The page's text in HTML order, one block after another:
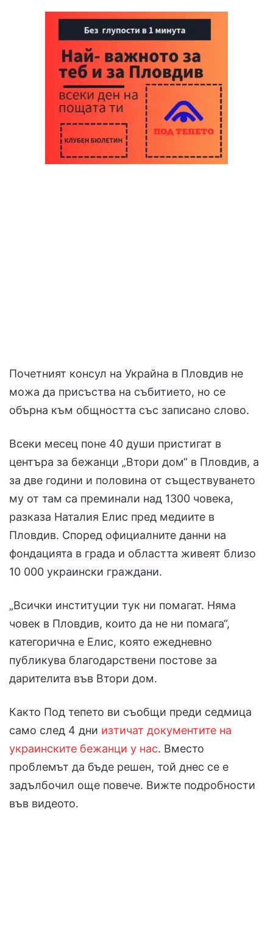
Почетният консул на Украйна в Пловдив не
можа да присъства на събитието, но се
обърна към общността със записано слово.
Всеки месец поне 40 души пристигат в
центъра за бежанци „Втори дом“ в Пловдив, а
за две години и половина от съществуването
му от там са преминали над 1300 човека,
разказа Наталия Елис пред медиите в
Пловдив. Според официалните данни на
фондацията в града и областта живеят близо
10 000 украински граждани.
„Всички институции тук ни помагат. Няма
човек в Пловдив, които да не ни помага“,
категорична е Елис, която ежедневно
публикува благодарствени постове за
дарителита във Втори дом.
Както Под тепето ви съобщи преди седмица
само след 4 дни изтичат документите на
украинските бежанци у нас. Вместо
проблемът да бъде решен, той днес се е
задълбочил още повече. Вижте подробности
във видеото.